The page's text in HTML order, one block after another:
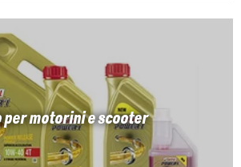
per motorini e scooter